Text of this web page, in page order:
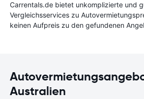
Carrentals.de bietet unkomplizierte und
Vergleichsservices zu
keinen Aufpreis zu den gefundenen
Australien